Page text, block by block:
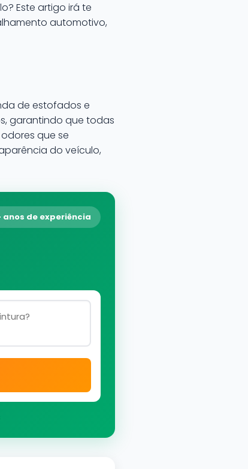
Este artigo irá te
automotivo,
de estofados e
garantindo que todas
que se
do veículo,
anos de experiência